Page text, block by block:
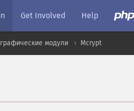
Get Involved Help
модули Mcrypt